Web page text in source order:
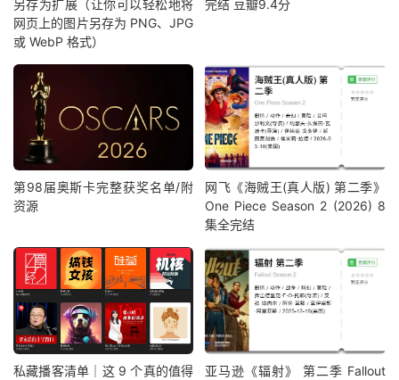
另存为扩展（让你可以轻松地将
网页上的图片另存为 PNG、JPG
或 WebP 格式）
完结 豆瓣9.4分
第98届奥斯卡完整获奖名单/附
资源
网飞《海贼王(真人版) 第二季》
One Piece Season 2 (2026) 8
集全完结
私藏播客清单｜这 9 个真的值得
亚马逊《辐射》 第二季 Fallout